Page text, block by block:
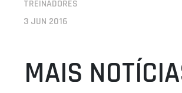
TREINADORES
3 JUN 2016
MAIS